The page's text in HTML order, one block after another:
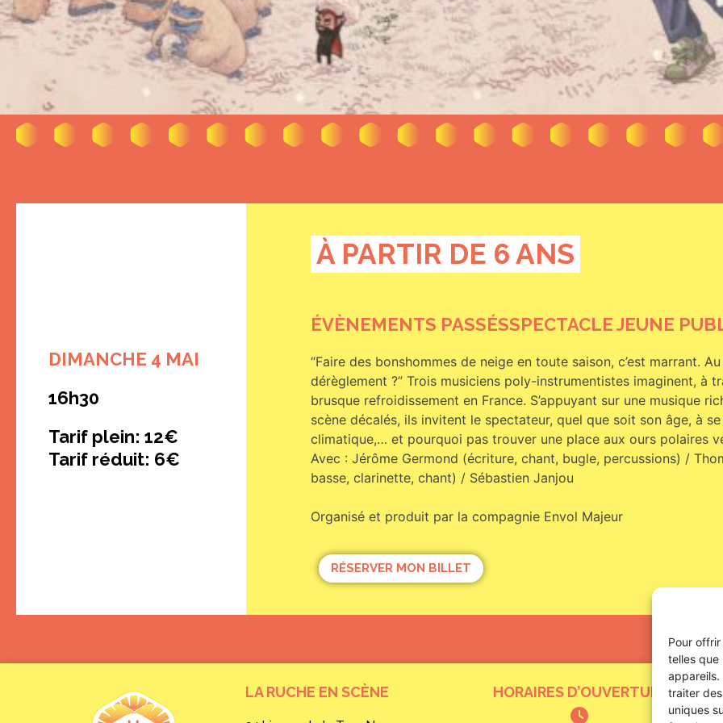
Pour
telles que
traiter
uniques
DIMANCHE 4 MAI
16h30
Tarif plein: 12€
Tarif réduit: 6€
À PARTIR DE 6 ANS
ÉVÈNEMENTS PASSÉSSPECTACLE JEUNE
“Faire des bonshommes de neige en toute saison, c’est marrant.
dérèglement ?” Trois musiciens poly-instrumentistes imaginent, à
brusque refroidissement en France. S’appuyant sur une musique
scène décalés, ils invitent le spectateur, quel que soit son âge, à
climatique,… et pourquoi pas trouver une place aux ours polaires
Avec : Jérôme Germond (écriture, chant, bugle, percussions) /
basse, clarinette, chant) / Sébastien Janjou
Organisé et produit par la compagnie Envol Majeur
RÉSERVER MON BILLET
LA RUCHE EN SCÈNE HORAIRES D’OUVERTURE